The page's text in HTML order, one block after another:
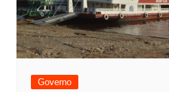
Governo